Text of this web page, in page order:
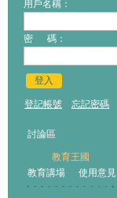
用戶名稱：
密 碼：
登入
登記帳號 忘記密碼
討論區
教育王國
教育講場
使用意見